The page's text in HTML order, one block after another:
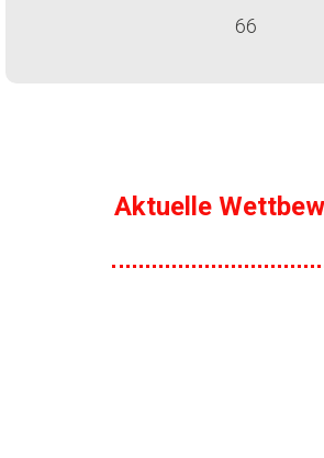
66
Aktuelle